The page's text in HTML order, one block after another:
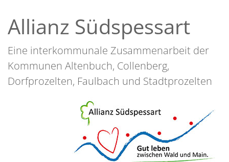
Allianz Südspessart
Eine interkommunale Zusammenarbeit der
Kommunen Altenbuch, Collenberg,
Dorfprozelten, Faulbach und Stadtprozelten